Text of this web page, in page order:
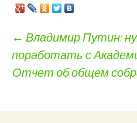
Навигация по
← Владимир Путин:
поработать с
Отчет об общем